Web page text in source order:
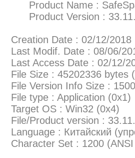
Product Name :
Product Version :
Creation Date : 02/12/
Last Modif. Date : 08/06/
Last Access Date : 02/12/
File Size : 45202336
File Version Info Size :
File type : Application (0x1)
Target OS : Win32 (0x4)
File/Product version :
Language : Китайский
Character Set : 1200